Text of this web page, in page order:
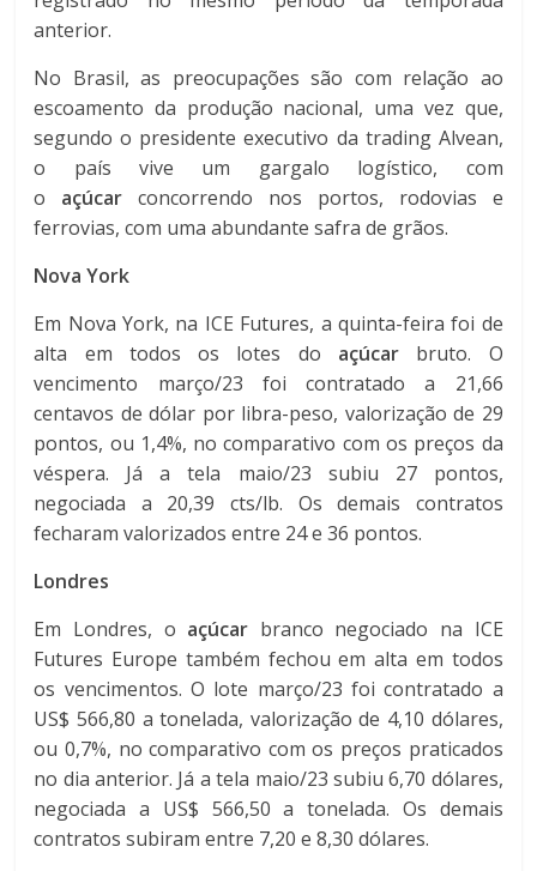
anterior.
No Brasil, as preocupações são com relação ao
escoamento da produção nacional, uma vez que,
segundo o presidente executivo da trading Alvean,
o país vive um gargalo logístico, com
o açúcar concorrendo nos portos, rodovias e
ferrovias, com uma abundante safra de grãos.
Nova York
Em Nova York, na ICE Futures, a quinta-feira foi de
alta em todos os lotes do açúcar bruto. O
vencimento março/23 foi contratado a 21,66
centavos de dólar por libra-peso, valorização de 29
pontos, ou 1,4%, no comparativo com os preços da
véspera. Já a tela maio/23 subiu 27 pontos,
negociada a 20,39 cts/lb. Os demais contratos
fecharam valorizados entre 24 e 36 pontos.
Londres
Em Londres, o açúcar branco negociado na ICE
Futures Europe também fechou em alta em todos
os vencimentos. O lote março/23 foi contratado a
US$ 566,80 a tonelada, valorização de 4,10 dólares,
ou 0,7%, no comparativo com os preços praticados
no dia anterior. Já a tela maio/23 subiu 6,70 dólares,
negociada a US$ 566,50 a tonelada. Os demais
contratos subiram entre 7,20 e 8,30 dólares.